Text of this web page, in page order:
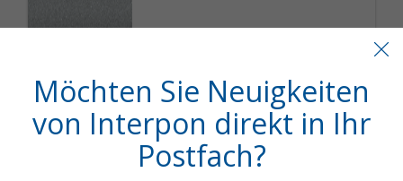
Matt, Glatt, Metallic
Architektur
Polyester TGIC-frei
Möchten Sie Neuigkeiten
von Interpon direkt in Ihr
Postfach?